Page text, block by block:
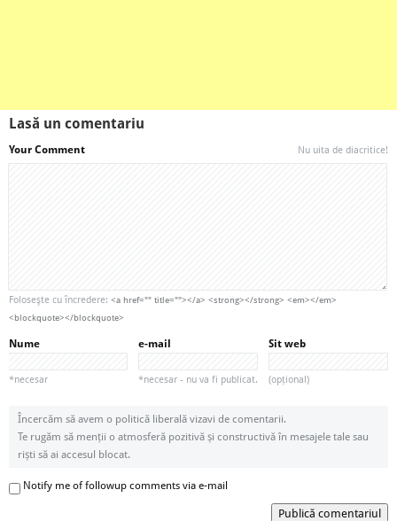
Lasă un comentariu
Your Comment Nu uita de diacritice!
Foloseşte cu încredere: <a href="" title=""></a> <strong></strong> <em></em>
<blockquote></blockquote>
Nume
*necesar
e-mail
*necesar - nu va fi publicat.
Sit web
(opțional)
Încercăm să avem o politică liberală vizavi de comentarii.
Te rugăm să menții o atmosferă pozitivă și constructivă în mesajele tale sau
riști să ai accesul blocat.
Notify me of followup comments via e-mail
Publică comentariul